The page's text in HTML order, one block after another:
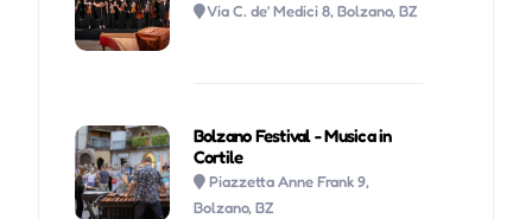
Via C. de’ Medici 8, Bolzano, BZ
Bolzano Festival - Musica in
Cortile
Piazzetta Anne Frank 9,
Bolzano, BZ